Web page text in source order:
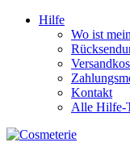
Hilfe
Wo ist
Kontakt
Alle Hilfe-